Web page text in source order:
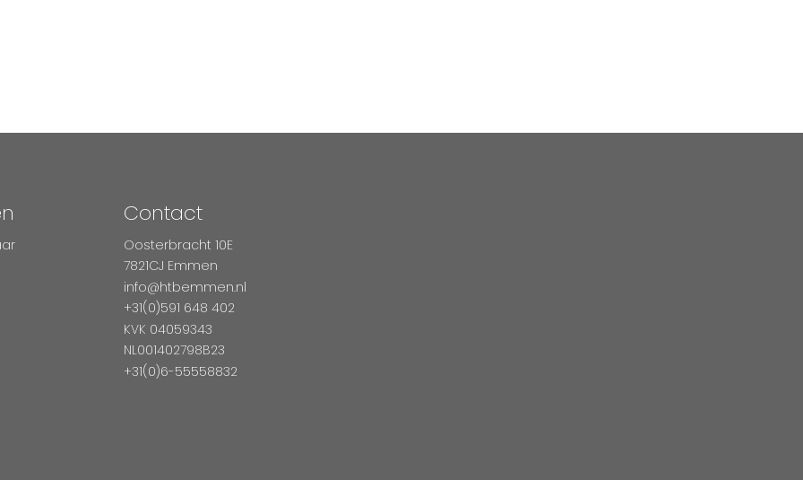
Contact
Oosterbracht 10E
7821CJ Emmen
info@htbemmen.nl
+31(0)591 648 402
KVK 04059343
NL001402798B23
+31(0)6-55558832